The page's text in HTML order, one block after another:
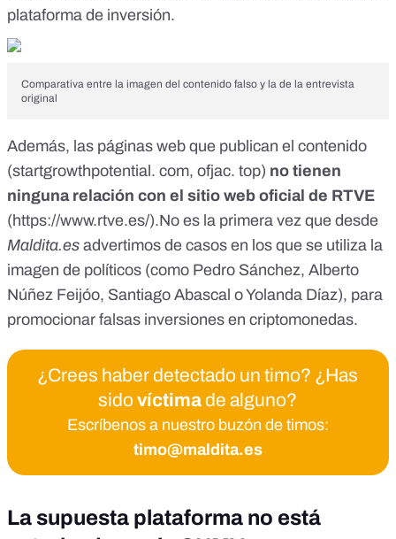
plataforma de inversión.
Comparativa entre la imagen del contenido falso y la de la entrevista
original
Además, las páginas web que publican el contenido
(startgrowthpotential. com, ofjac. top) no tienen
ninguna relación con el sitio web oficial de RTVE
(https://www.rtve.es/).No es la primera vez que desde
Maldita.es advertimos de casos en los que se utiliza la
imagen de políticos (como Pedro Sánchez, Alberto
Núñez Feijóo, Santiago Abascal oYolanda Díaz), para
promocionar falsas inversiones en criptomonedas.
¿Crees haber detectado un timo? ¿Has
sidovíctimade alguno?
Escríbenos a nuestro buzón de timos:
timo@maldita.es
La supuesta plataforma no está